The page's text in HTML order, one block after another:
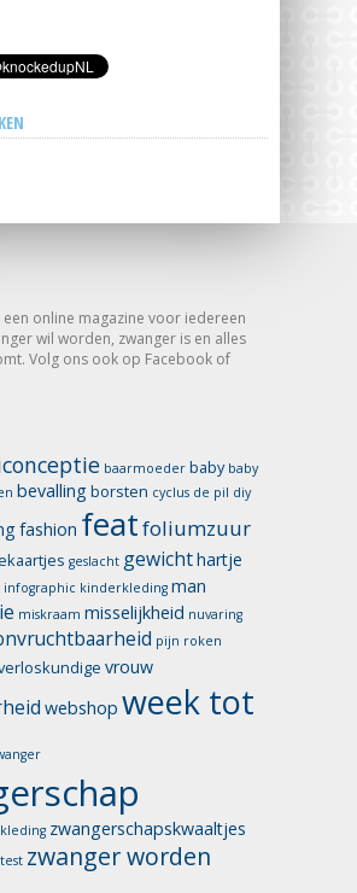
een online magazine voor iedereen
wil worden, zwanger is en alles
Volg ons ook op Facebook of
baarmoeder baby baby
bevalling borsten cyclus de pil diy
fashion featfoliumzuur
geslacht gewichthartje
infographic kinderkleding man
miskraam misselijkheid nuvaring
pijn roken
vrouw
webshop week tot
zwangerschapskwaaltjes
zwanger worden